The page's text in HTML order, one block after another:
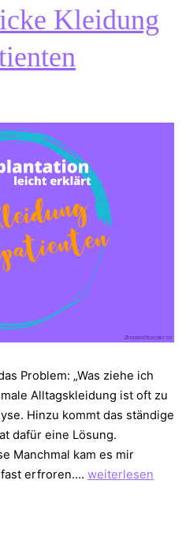
Kleidung
Problem: „Was ziehe ich
Alltagskleidung ist oft zu
Hinzu kommt das ständige
dafür eine Lösung.
Manchmal kam es mir
erfroren.… diazipp
weiterlesen